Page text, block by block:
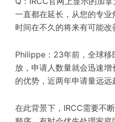
一直都在延长，从您的专
时间在不久的将来有可能改
Philippe：23年前，全球移
放，申请人数量就会迅速
的优势，近两年申请量远远
在此背景下，IRCC需要不